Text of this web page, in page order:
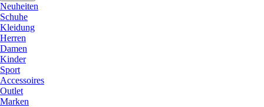
Neuheiten
Schuhe
Kleidung
Herren
Damen
Kinder
Sport
Accessoires
Outlet
Marken